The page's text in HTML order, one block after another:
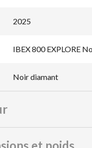
2025
IBEX 800 EXPLORE
Noir diamant